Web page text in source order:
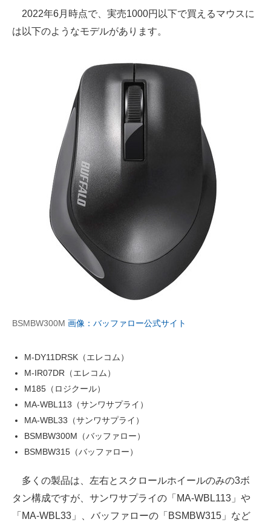
好きが集まる 比べて選べる
ビジネスと働き方のヒント
企業ITのトレンドを詳説
経営リーダーのコミュニティ
マーケ×ITの今がよく分かる
ITエンジニア向け専門サイト
企業向けIT製品の総合サイト
IT製品の技術・比較・事例
製造業のIT導入・活用を支援
モノづくり技術者専門サイト
エレクトロニクス専門サイト
電子設計の基本と応用
建設×テクノロジーの最前線
2022年6月時点で、実売1000円以下で買えるマウスに
は以下のようなモデルがあります。
BSMBW300M 画像：バッファロー公式サイト
M-DY11DRSK（エレコム）
M-IR07DR（エレコム）
M185（ロジクール）
MA-WBL113（サンワサプライ）
MA-WBL33（サンワサプライ）
BSMBW300M（バッファロー）
BSMBW315（バッファロー）
多くの製品は、左右とスクロールホイールのみの3ボ
タン構成ですが、サンワサプライの「MA-WBL113」や
「MA-WBL33」、バッファローの「BSMBW315」など